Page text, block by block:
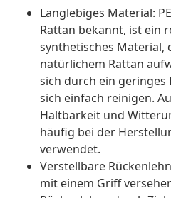
Langlebiges Material:
Rattan bekannt, ist ein
synthetisches Material,
natürlichem Rattan
sich durch ein geringes
sich einfach reinigen.
Haltbarkeit und
häufig bei der
verwendet.
Verstellbare
mit einem Griff